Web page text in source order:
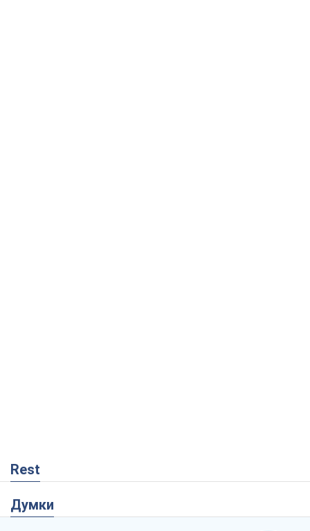
Rest
Думки